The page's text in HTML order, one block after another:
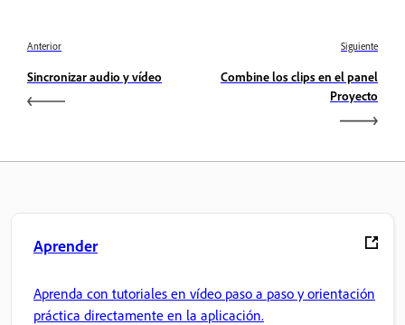
Anterior
Sincronizar audio y vídeo
Siguiente
Combine los clips en el panel
Proyecto
Aprender
Aprenda con tutoriales en vídeo paso a paso y orientación
práctica directamente en la aplicación.